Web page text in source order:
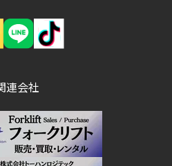
連会社